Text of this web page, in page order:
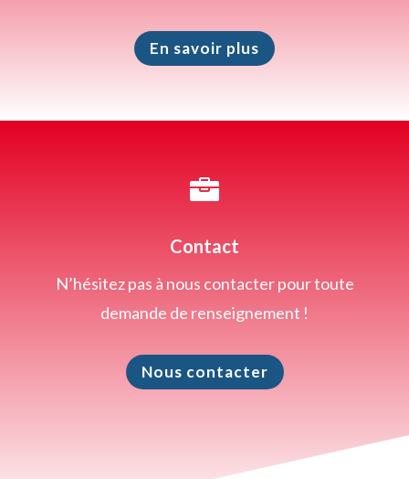
En savoir plus

Contact
N’hésitez pas à nous contacter pour toute
demande de renseignement !
Nous contacter